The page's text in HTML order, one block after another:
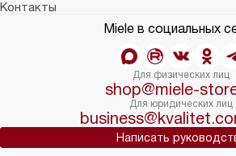
Контакты
Miele в социальных
Для физических лиц
shop@miele-
Для юридических лиц
Написать